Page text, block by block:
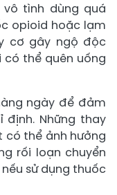
tình dùng quá
opioid hoặc lạm
cơ gây ngộ độc
thể quên uống
ngày để đảm
Những thay
thể ảnh hưởng
rối loạn chuyển
sử dụng thuốc